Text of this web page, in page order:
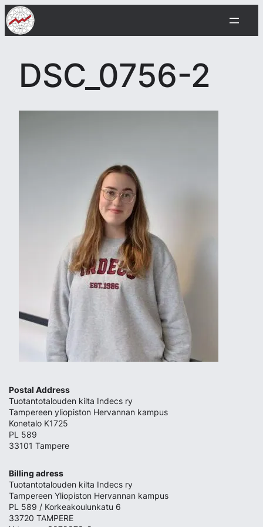
Skip
to
content
DSC_0756-2
Postal Address
Tuotantotalouden kilta Indecs ry
Tampereen yliopiston Hervannan kampus
Konetalo K1725
PL 589
33101 Tampere
Billing adress
Tuotantotalouden kilta Indecs ry
Tampereen Yliopiston Hervannan kampus
PL 589 / Korkeakoulunkatu 6
33720 TAMPERE